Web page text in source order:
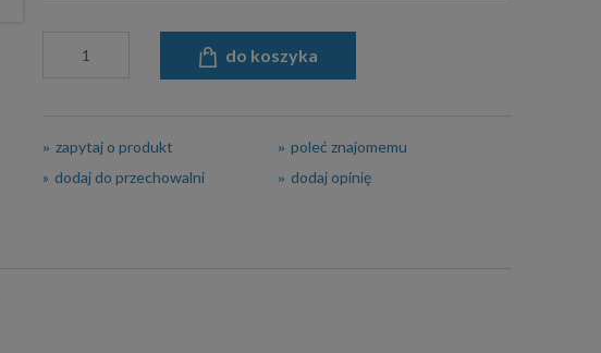
do koszyka
zapytaj o produkt
poleć znajomemu
dodaj do przechowalni
dodaj opinię